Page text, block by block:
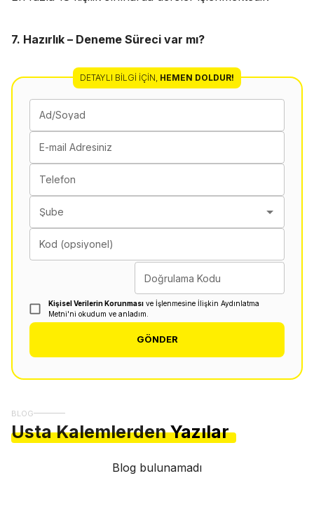
7. Hazırlık – Deneme Süreci var mı?
DETAYLI BILGI İÇIN HEMEN DOLDUR!
Ad/Soyad
E-mail Adresiniz
Telefon
Şube
Kod (opsiyonel)
Doğrulama Kodu
Kişisel Verilerin Korunması ve İşlenmesine İlişkin Aydınlatma
Metni'ni okudum ve anladım.
GÖNDER
BLOG
Usta Kalemlerden Yazılar
Blog bulunamadı